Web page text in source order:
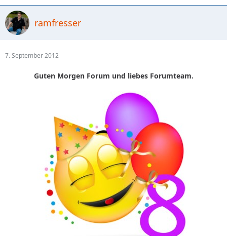
ramfresser
7. September 2012
Guten Morgen Forum und liebes Forumteam.